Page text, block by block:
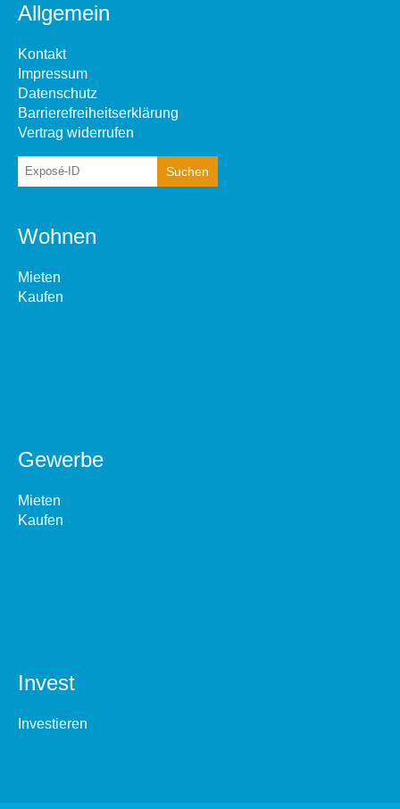
Allgemein
Kontakt
Impressum
Datenschutz
Barrierefreiheitserklärung
Vertrag widerrufen
Wohnen
Mieten
Kaufen
Gewerbe
Mieten
Kaufen
Invest
Investieren